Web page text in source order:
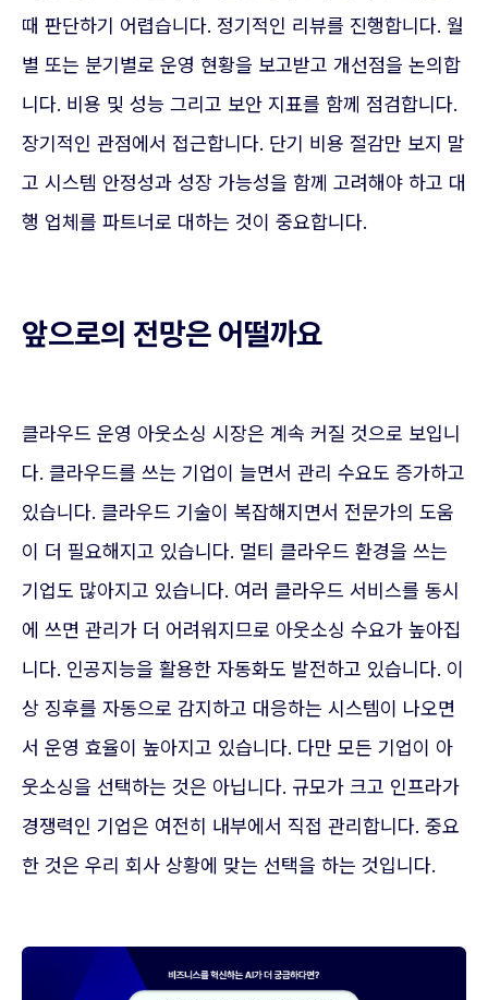
때 판단하기 어렵습니다. 정기적인 리뷰를 진행합니다. 월
별 또는 분기별로 운영 현황을 보고받고 개선점을 논의합
니다. 비용 및 성능 그리고 보안 지표를 함께 점검합니다.
장기적인 관점에서 접근합니다. 단기 비용 절감만 보지 말
고 시스템 안정성과 성장 가능성을 함께 고려해야 하고 대
행 업체를 파트너로 대하는 것이 중요합니다.
앞으로의 전망은 어떨까요
클라우드 운영 아웃소싱 시장은 계속 커질 것으로 보입니
다. 클라우드를 쓰는 기업이 늘면서 관리 수요도 증가하고
있습니다. 클라우드 기술이 복잡해지면서 전문가의 도움
이 더 필요해지고 있습니다. 멀티 클라우드 환경을 쓰는
기업도 많아지고 있습니다. 여러 클라우드 서비스를 동시
에 쓰면 관리가 더 어려워지므로 아웃소싱 수요가 높아집
니다. 인공지능을 활용한 자동화도 발전하고 있습니다. 이
상 징후를 자동으로 감지하고 대응하는 시스템이 나오면
서 운영 효율이 높아지고 있습니다. 다만 모든 기업이 아
웃소싱을 선택하는 것은 아닙니다. 규모가 크고 인프라가
경쟁력인 기업은 여전히 내부에서 직접 관리합니다. 중요
한 것은 우리 회사 상황에 맞는 선택을 하는 것입니다.